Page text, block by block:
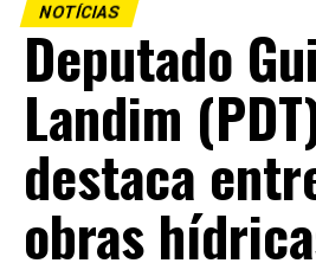
NOTÍCIAS
Deputado
Landim
destaca
obras